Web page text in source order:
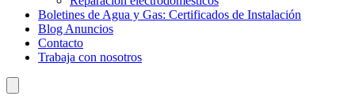
Boletines de Agua y Gas: Certificados de Instalación
Blog Anuncios
Contacto
Trabaja con nosotros